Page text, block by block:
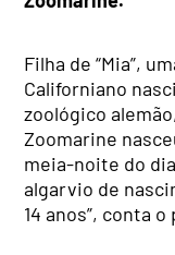
Filha de “Mia”,
Californiano
zoológico
Zoomarine
meia-noite do
algarvio de
14 anos”, conta